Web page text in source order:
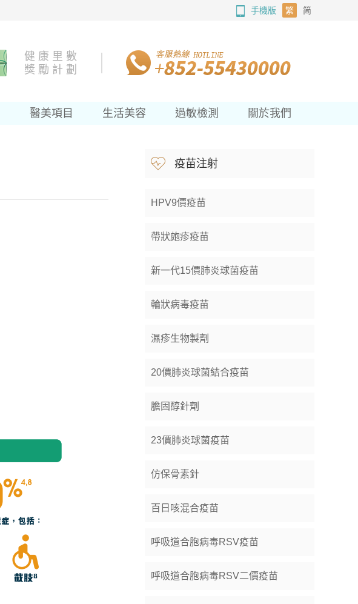
手機版 繁 简
健 康 里 數
獎 勵 計 劃
醫美項目 生活美容 過敏檢測 關於我們
疫苗注射
HPV9價疫苗
帶狀皰疹疫苗
新一代15價肺炎球菌疫苗
輪狀病毒疫苗
濕疹生物製劑
20價肺炎球菌結合疫苗
膽固醇針劑
23價肺炎球菌疫苗
仿保骨素針
百日咳混合疫苗
呼吸道合胞病毒RSV疫苗
呼吸道合胞病毒RSV二價疫苗